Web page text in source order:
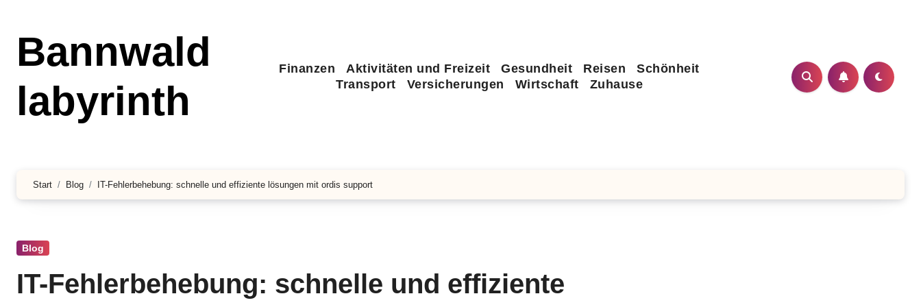
springenBannwald
labyrinth
Finanzen Aktivitäten und Freizeit Gesundheit Reisen
Schönheit
Transport
Versicherungen Wirtschaft Zuhause
Start Blog IT-Fehlerbehebung: schnelle und effiziente lösungen mit ordis support
Blog
IT-Fehlerbehebung: schnelle und effiziente